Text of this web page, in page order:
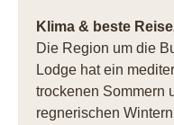
Klima & beste
Die Region um die
Lodge hat ein
trockenen Sommern
regnerischen